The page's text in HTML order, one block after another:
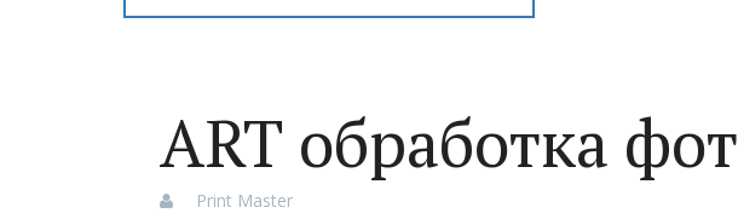
ART обработка
Print Master